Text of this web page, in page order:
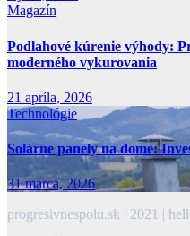
Magazín
Podlahové kúrenie výhody:
moderného vykurovania
21 apríla, 2026
Technológie
Solárne panely na dome:
31 marca, 2026
progresivnespolu.sk | 2021 |